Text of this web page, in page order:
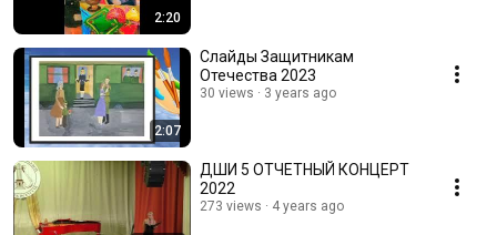
2:20
2:07
Слайды Защитникам
Отечества 2023
30 views 3 years ago
ДШИ 5 ОТЧЕТНЫЙ КОНЦЕРТ
2022
273 views 4 years ago